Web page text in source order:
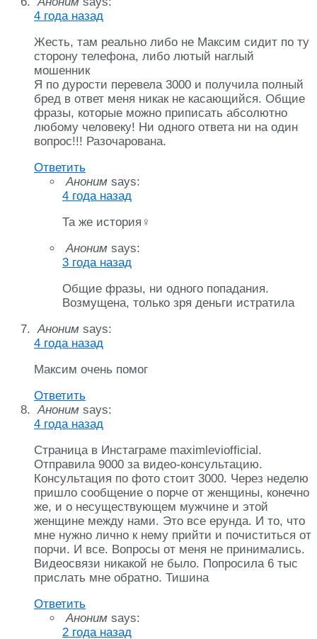
4 года назад
Жесть, там реально либо не Максим сидит по ту
сторону телефона, либо лютый наглый
мошенник
Я по дурости перевела 3000 и получила полный
бред в ответ меня никак не касающийся. Общие
фразы, которые можно приписать абсолютно
любому человеку! Ни одного ответа ни на один
вопрос!!! Разочарована.
Ответить
Аноним says:
4 года назад
Та же история‍♀️
Аноним says:
3 года назад
Общие фразы, ни одного попадания.
Возмущена, только зря деньги истратила
Аноним says:
4 года назад
Максим очень помог
Ответить
Аноним says:
4 года назад
Страница в Инстаграме maximleviofficial.
Отправила 9000 за видео-консультацию.
Консультация по фото стоит 3000. Через неделю
пришло сообщение о порче от женщины, конечно
же, и о несуществующем мужчине и этой
женщине между нами. Это все ерунда. И то, что
мне нужно лично к нему прийти и почиститься от
порчи. И все. Вопросы от меня не принимались.
Видеосвязи никакой не было. Попросила 6 тыс
прислать мне обратно. Тишина
Ответить
Аноним says:
2 года назад